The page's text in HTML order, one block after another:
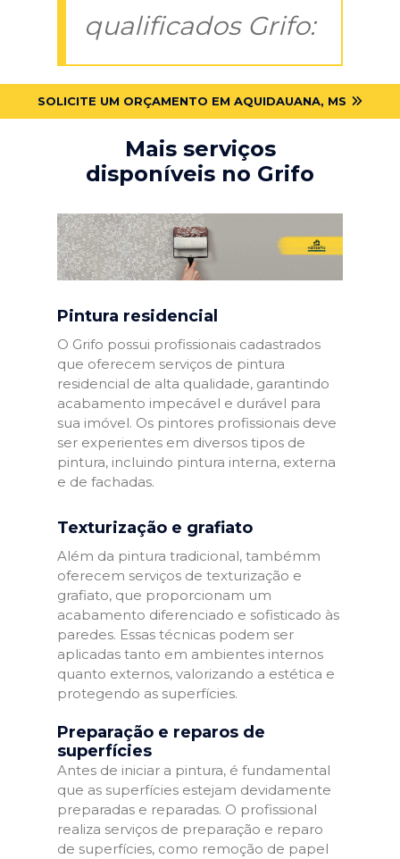
qualificados Grifo:
SOLICITE UM ORÇAMENTO EM AQUIDAUANA, MS
Mais serviços
disponíveis no Grifo
Pintura residencial
O Grifo possui profissionais cadastrados
que oferecem serviços de pintura
residencial de alta qualidade, garantindo
acabamento impecável e durável para
sua imóvel. Os pintores profissionais deve
ser experientes em diversos tipos de
pintura, incluindo pintura interna, externa
e de fachadas.
Texturização e grafiato
Além da pintura tradicional, tambémm
oferecem serviços de texturização e
grafiato, que proporcionam um
acabamento diferenciado e sofisticado às
paredes. Essas técnicas podem ser
aplicadas tanto em ambientes internos
quanto externos, valorizando a estética e
protegendo as superfícies.
Preparação e reparos de
superfícies
Antes de iniciar a pintura, é fundamental
que as superfícies estejam devidamente
preparadas e reparadas. O profissional
realiza serviços de preparação e reparo
de superfícies, como remoção de papel